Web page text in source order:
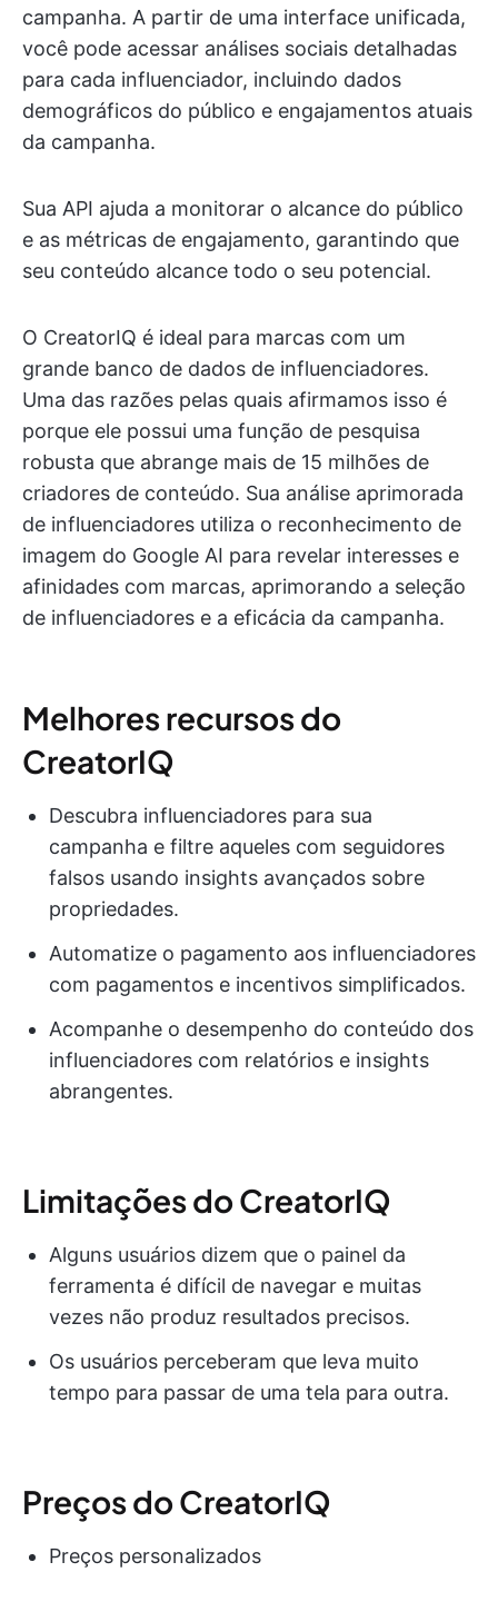
campanha. A partir de uma interface unificada,
você pode acessar análises sociais detalhadas
para cada influenciador, incluindo dados
demográficos do público e engajamentos atuais
da campanha.
Sua API ajuda a monitorar o alcance do público
e as métricas de engajamento, garantindo que
seu conteúdo alcance todo o seu potencial.
O CreatorIQ é ideal para marcas com um
grande banco de dados de influenciadores.
Uma das razões pelas quais afirmamos isso é
porque ele possui uma função de pesquisa
robusta que abrange mais de 15 milhões de
criadores de conteúdo. Sua análise aprimorada
de influenciadores utiliza o reconhecimento de
imagem do Google AI para revelar interesses e
afinidades com marcas, aprimorando a seleção
de influenciadores e a eficácia da campanha.
Melhores recursos do
CreatorIQ
Descubra influenciadores para sua
campanha e filtre aqueles com seguidores
falsos usando insights avançados sobre
propriedades.
Automatize o pagamento aos influenciadores
com pagamentos e incentivos simplificados.
Acompanhe o desempenho do conteúdo dos
influenciadores com relatórios e insights
abrangentes.
Limitações do CreatorIQ
Alguns usuários dizem que o painel da
ferramenta é difícil de navegar e muitas
vezes não produz resultados precisos.
Os usuários perceberam que leva muito
tempo para passar de uma tela para outra.
Preços do CreatorIQ
Preços personalizados